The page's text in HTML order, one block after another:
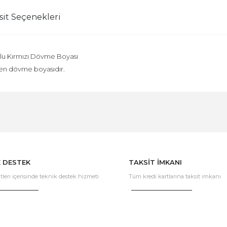
Seçenekleri
Dövme Boyası
dövme boyasıdır.
DESTEK
içerisinde teknik destek hizmeti
TAKSİT İMKANI
Tüm kredi kartlarına taksit imkanı